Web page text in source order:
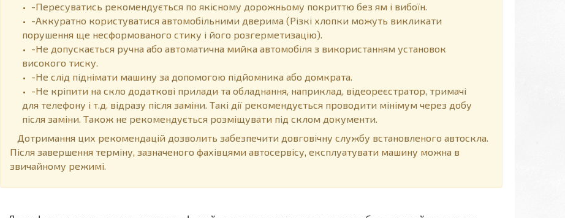
-Пересуватись рекомендується по якісному дорожньому покриттю без ям і вибоїн.
-Аккуратно користуватися автомобільними дверима (Різкі хлопки можуть викликати
порушення ще несформованого стику і його розгерметизацію).
-Не допускається ручна або автоматична мийка автомобіля з використанням установок
високого тиску.
-Не слід піднімати машину за допомогою підйомника або домкрата.
-Не кріпити на скло додаткові прилади та обладнання, наприклад, відеореєстратор, тримачі
для телефону і т.д. відразу після заміни. Такі дії рекомендується проводити мінімум через добу
після заміни. Також не рекомендується розміщувати під склом документи.
Дотримання цих рекомендацій дозволить забезпечити довговічну службу встановленого автоскла.
Після завершення терміну, зазначеного фахівцями автосервісу, експлуатувати машину можна в
звичайному режимі.